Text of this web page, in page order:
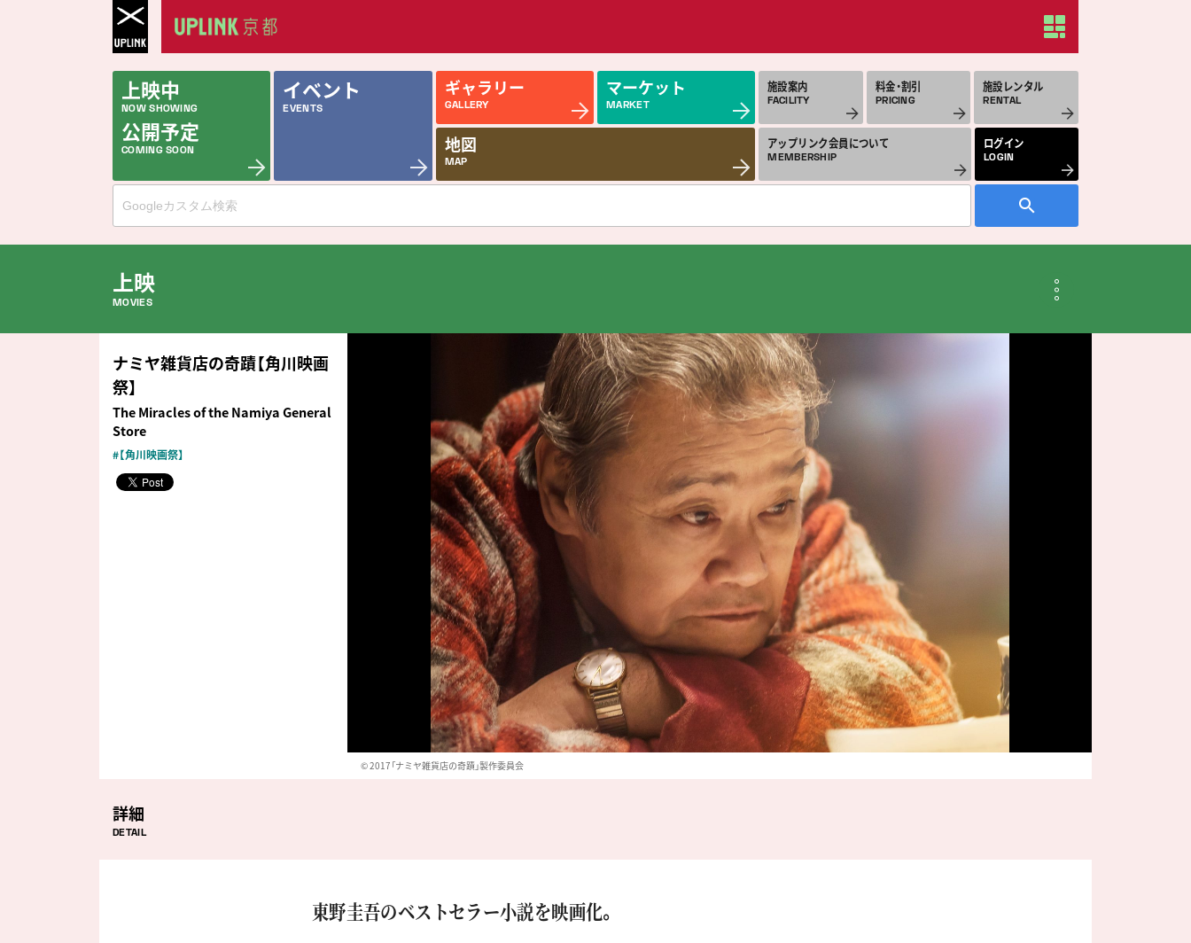
上映中
NOW SHOWING
公開予定
COMING SOON
イベント
EVENTS
ギャラリー
GALLERY
マーケット
MARKET
地図
MAP
施設案内
FACILITY
料金・割引
PRICING
施設レンタル
RENTAL
アップリンク会員について
MEMBERSHIP
ログイン
LOGIN
上映
MOVIES
公開中の作品
NOW PLAYING
近日公開の作品 今月のスケジュール
MONTHLY SCHEDULE
ナミヤ雑貨店の奇蹟【角川映画
祭】
The Miracles of the Namiya General
Store
#【角川映画祭】
© 2017「ナミヤ雑貨店の奇蹟」製作委員会
詳細
DETAIL
東野圭吾のベストセラー小説を映画化。